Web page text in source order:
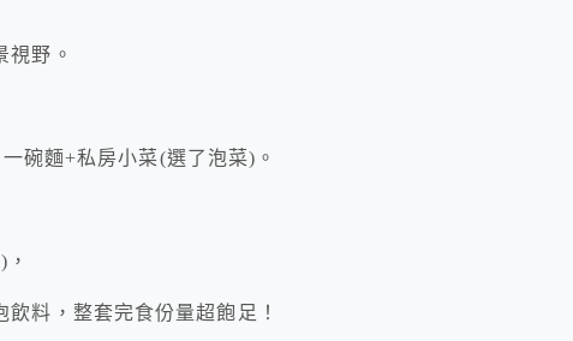
視野。
碗麵+私房小菜(選了泡菜)。
料，整套完食份量超飽足！